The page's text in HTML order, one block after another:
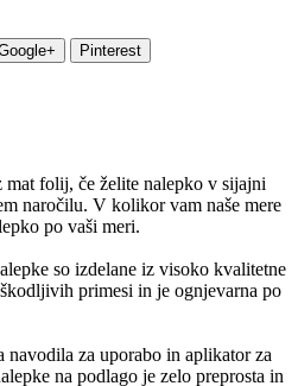
Pinterest
mat folij, če želite nalepko v sijajni
naročilu. V kolikor vam naše mere
po vaši meri.
so izdelane iz visoko kvalitetne
primesi in je ognjevarna po
navodila za uporabo in aplikator za
na podlago je zelo preprosta in